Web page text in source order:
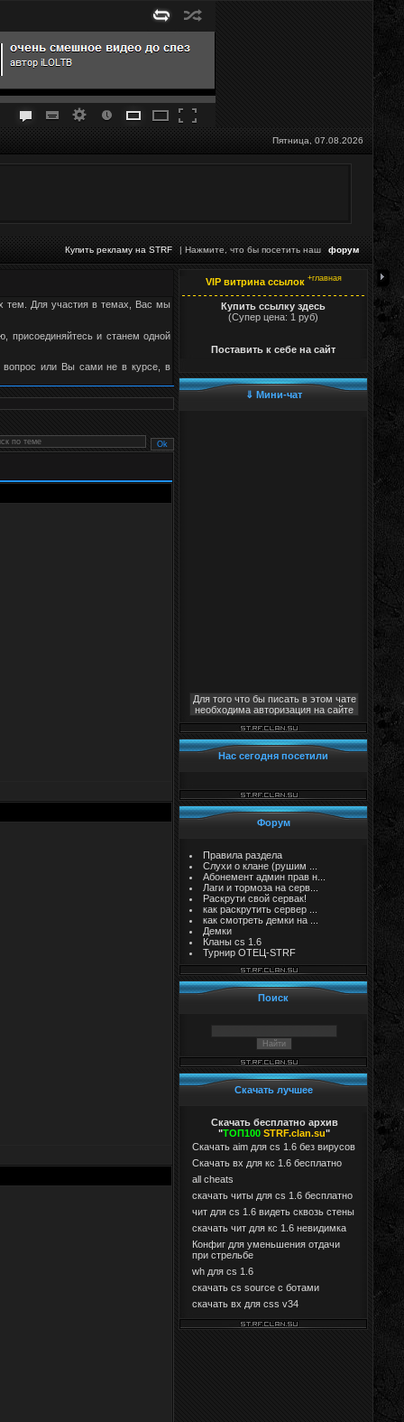
Пятница, 07.08.2026
Купить рекламу на STRF | Нажмите, что бы посетить наш форум
тем. Для участия в темах, Вас мы
и станем одной
вопрос или Вы сами не в курсе, в
VIP витрина ссылок +главная
Купить ссылку здесь
(Супер цена: 1 руб)
Поставить к себе на сайт
⇓ Мини-чат
Для того что бы писать в этом чате
необходима авторизация на сайте
Нас сегодня посетили
Форум
Правила раздела
Слухи о клане (рушим ...
Абонемент админ прав н...
Лаги и тормоза на серв...
Раскрути свой сервак!
как раскрутить сервер ...
как смотреть демки на ...
Демки
Кланы cs 1.6
Турнир ОТЕЦ-STRF
Поиск
Скачать лучшее
Скачать бесплатно архив
"ТОП100 STRF.clan.su"
Скачать aim для cs 1.6 без вирусов
Cкачать вх для кс 1.6 бесплатно
all cheats
скачать читы для cs 1.6 бесплатно
чит для cs 1.6 видеть сквозь стены
скачать чит для кс 1.6 невидимка
Конфиг для уменьшения отдачи
при стрельбе
wh для cs 1.6
скачать cs source с ботами
скачать вх для css v34